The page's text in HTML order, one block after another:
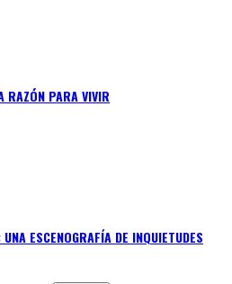
RAZÓN PARA VIVIR
ESCENOGRAFÍA DE INQUIETUDES